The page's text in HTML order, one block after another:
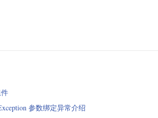
参数绑定异常介绍